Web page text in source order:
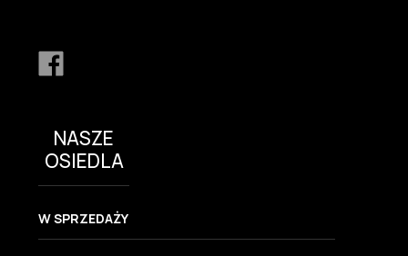
NASZE
OSIEDLA
W SPRZEDAŻY